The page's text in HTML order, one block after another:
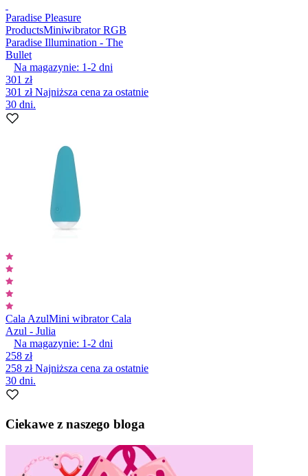
Paradise Pleasure
ProductsMiniwibrator RGB
Paradise Illumination - The
Bullet
Na magazynie: 1-2 dni
301 zł
301 złNajniższa cena za ostatnie
30 dni.
Cala AzulMini wibrator Cala
Azul - Julia
Na magazynie: 1-2 dni
258 zł
258 złNajniższa cena za ostatnie
30 dni.
Ciekawe z naszego bloga